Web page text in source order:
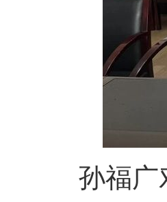
孙福广